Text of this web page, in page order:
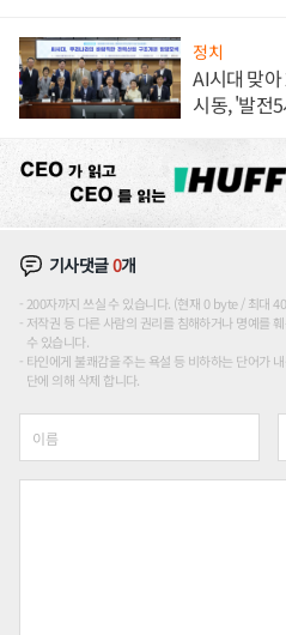
정치
AI시대 맞
시동, '발전5
기사댓글0개
200자까지 쓰실 수 있습니다. (현재 0 byte / 최대
저작권 등 다른 사람의 권리를 침해하거나 명예를
수 있습니다.
타인에게 불쾌감을 주는 욕설 등 비하하는 단어가
단에 의해 삭제 합니다.